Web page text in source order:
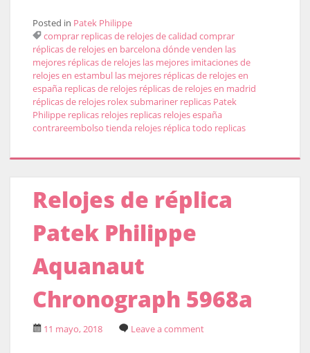
Posted in Patek Philippe
comprar replicas de relojes de calidad comprar
réplicas de relojes en barcelonadónde venden las
mejores réplicas de relojes las mejores imitaciones de
relojes en estambul las mejores réplicas de relojes en
españa replicas de relojes réplicas de relojes en madrid
réplicas de relojes rolex submariner replicas Patek
Philippe replicas relojes replicas relojes españa
contrareembolso tienda relojes réplicatodo replicas
Relojes de réplica
Patek Philippe
Aquanaut
Chronograph 5968a
11 mayo, 2018 Leave a comment